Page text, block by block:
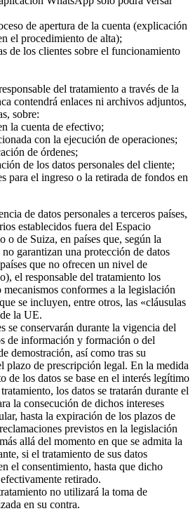
de apertura de la cuenta (explicación
el procedimiento de alta);
de los clientes sobre el funcionamiento
del tratamiento a través de la
contendrá enlaces ni archivos adjuntos,
sobre:
la cuenta de efectivo;
con la ejecución de operaciones;
de órdenes;
de los datos personales del cliente;
para el ingreso o la retirada de fondos en
de datos personales a terceros países,
establecidos fuera del Espacio
o de Suiza, en países que, según la
garantizan una protección de datos
que no ofrecen un nivel de
el responsable del tratamiento los
conformes a la legislación
se incluyen, entre otros, las «cláusulas
la UE.
se conservarán durante la vigencia del
de información y formación o del
demostración, así como tras su
plazo de prescripción legal. En la medida
de los datos se base en el interés legítimo
los datos se tratarán durante el
la consecución de dichos intereses
hasta la expiración de los plazos de
previstos en la legislación
allá del momento en que se admita la
si el tratamiento de sus datos
el consentimiento, hasta que dicho
retirado.
no utilizará la toma de
en su contra.